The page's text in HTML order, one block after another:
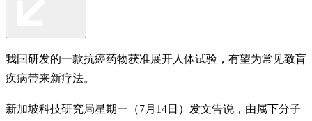
我国研发的一款抗癌药物获准展开人体试验，有望为常见致盲
疾病带来新疗法。
新加坡科技研究局星期一（7月14日）发文告说，由属下分子